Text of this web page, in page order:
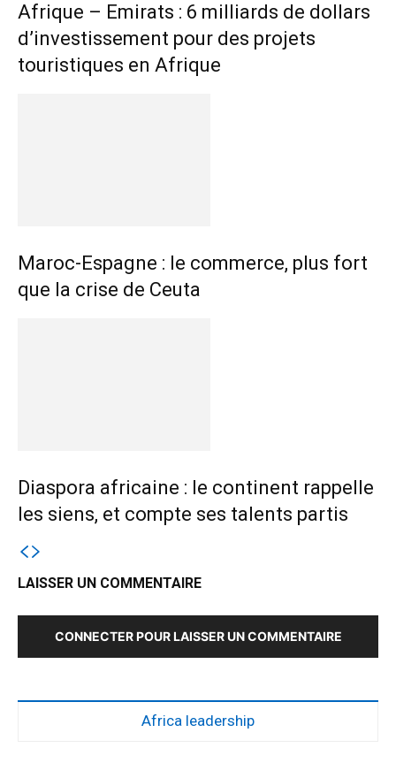
Afrique – Emirats : 6 milliards de dollars
d’investissement pour des projets
touristiques en Afrique
Maroc-Espagne : le commerce, plus fort
que la crise de Ceuta
Diaspora africaine : le continent rappelle
les siens, et compte ses talents partis
LAISSER UN COMMENTAIRE
CONNECTER POUR LAISSER UN COMMENTAIRE
Africa leadership